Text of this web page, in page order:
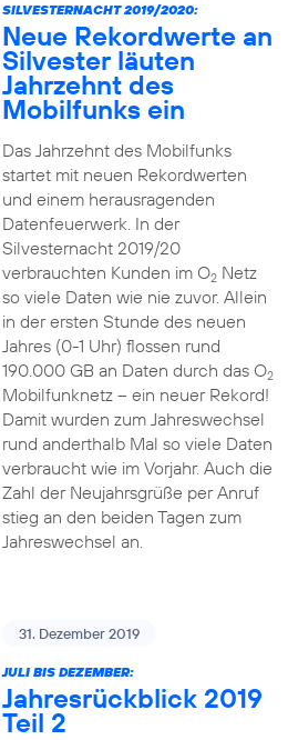
SILVESTERNACHT 2019/2020:
Neue Rekordwerte an
Silvester läuten
Jahrzehnt des
Mobilfunks ein
Das Jahrzehnt des Mobilfunks
startet mit neuen Rekordwerten
und einem herausragenden
Datenfeuerwerk. In der
Silvesternacht 2019/20
verbrauchten Kunden im O2Netz
so viele Daten wie nie zuvor. Allein
in der ersten Stunde des neuen
Jahres (0-1 Uhr) flossen rund
190.000 GB an Daten durch das O2
Mobilfunknetz – ein neuer Rekord!
Damit wurden zum Jahreswechsel
rund anderthalb Mal so viele Daten
verbraucht wie im Vorjahr. Auch die
Zahl der Neujahrsgrüße per Anruf
stieg an den beiden Tagen zum
Jahreswechsel an.
31. Dezember 2019
JULI BIS DEZEMBER:
Jahresrückblick 2019
Teil 2